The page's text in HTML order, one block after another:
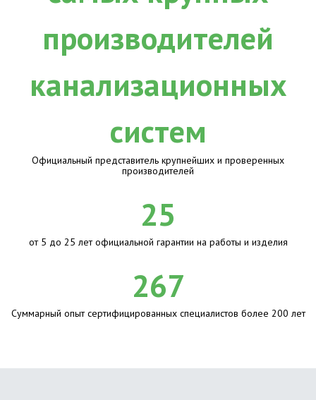
Официальный представитель крупнейших и проверенных
производителей
25
от 5 до 25 лет официальной гарантии на работы и изделия
267
Суммарный опыт сертифицированных специалистов более 200 лет